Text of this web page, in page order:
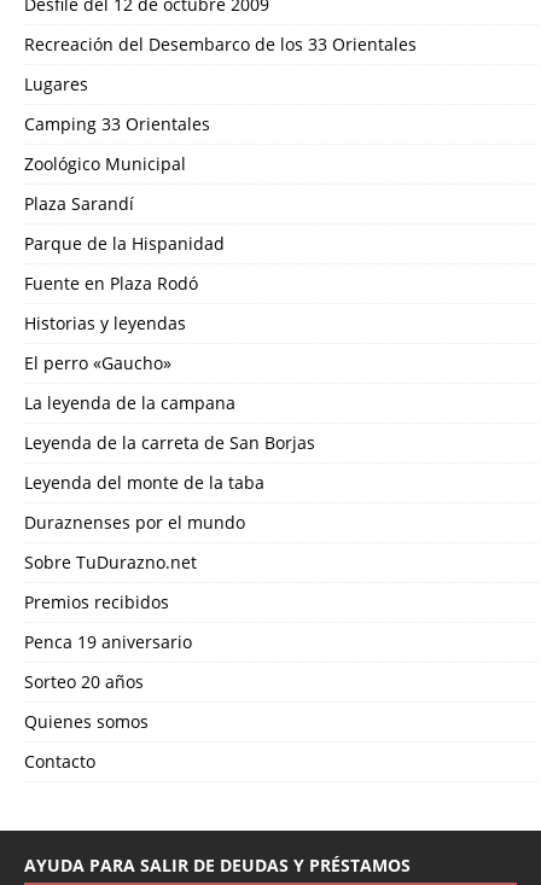
Recreación del Desembarco de los 33 Orientales
Lugares
Camping 33 Orientales
Zoológico Municipal
Plaza Sarandí
Parque de la Hispanidad
Fuente en Plaza Rodó
Historias y leyendas
El perro «Gaucho»
La leyenda de la campana
Leyenda de la carreta de San Borjas
Leyenda del monte de la taba
Duraznenses por el mundo
Sobre TuDurazno.net
Premios recibidos
Penca 19 aniversario
Sorteo 20 años
Quienes somos
Contacto
AYUDA PARA SALIR DE DEUDAS Y PRÉSTAMOS